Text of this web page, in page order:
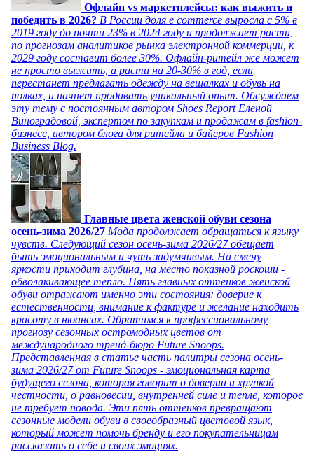
Офлайн vs маркетплейсы: как выжить и
победить в 2026? В России доля e commerce выросла с 5% в
2019 году до почти 23% в 2024 году и продолжает расти,
по прогнозам аналитиков рынка электронной коммерции, к
2029 году составит более 30%. Офлайн-ритейл же может
не просто выжить, а расти на 20-30% в год, если
перестанет предлагать одежду на вешалках и обувь на
полках, и начнет продавать уникальный опыт. Обсуждаем
эту тему с постоянным автором Shoes Report Еленой
Виноградовой, экспертом по закупкам и продажам в fashion-
бизнесе, автором блога для ритейла и байеров Fashion
Business Blog.
Главные цвета женской обуви сезона
осень-зима 2026/27 Мода продолжает обращаться к языку
чувств. Следующий сезон осень-зима 2026/27 обещает
быть эмоциональным и чуть задумчивым. На смену
яркости приходит глубина, на место показной роскоши -
обволакивающее тепло. Пять главных оттенков женской
обуви отражают именно эти состояния: доверие к
естественности, внимание к фактуре и желание находить
красоту в нюансах. Обратимся к профессиональному
прогнозу сезонных остромодных цветов от
международного тренд-бюро Future Snoops.
Представленная в статье часть палитры сезона осень-
зима 2026/27 от Future Snoops - эмоциональная карта
будущего сезона, которая говорит о доверии и хрупкой
честности, о равновесии, внутренней силе и тепле, которое
не требует повода. Эти пять оттенков превращают
сезонные модели обуви в своеобразный цветовой язык,
который может помочь бренду и его покупательницам
рассказать о себе и своих эмоциях.